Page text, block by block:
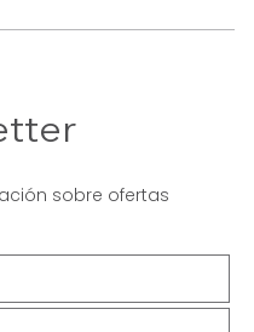
sobre ofertas